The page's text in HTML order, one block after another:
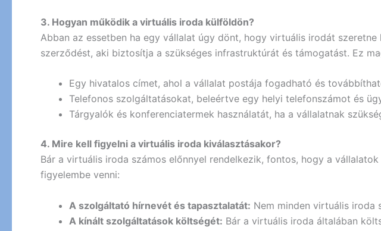
3. Hogyan működik a virtuális iroda külföldön?
Abban az essetben ha egy vállalat úgy dönt, hogy virtuális irodát
szerződést, aki biztosítja a szükséges infrastruktúrát és támogatást. Ez
Egy hivatalos címet, ahol a vállalat postája fogadható és
Telefonos szolgáltatásokat, beleértve egy helyi telefonszámot és
Tárgyalók és konferenciatermek használatát, ha a vállalatnak
4. Mire kell figyelni a virtuális iroda kiválasztásakor?
Bár a virtuális iroda számos előnnyel rendelkezik, fontos, hogy a
figyelembe venni:
A szolgáltató hírnevét és tapasztalatát: Nem minden virtuális
A kínált szolgáltatások költségét: Bár a virtuális iroda általában